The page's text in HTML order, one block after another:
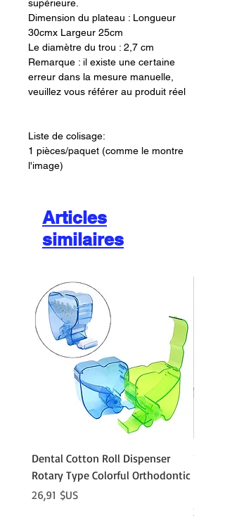
supérieure.
Dimension du plateau : Longueur
30cmx Largeur 25cm
Le diamètre du trou : 2,7 cm
Remarque : il existe une certaine
erreur dans la mesure manuelle,
veuillez vous référer au produit réel
Liste de colisage:
1 pièces/paquet (comme le montre
l'image)
Articles
similaires
Dental Cotton Roll Dispenser
Rotary Type Colorful Orthodontic
Prix
26,91 $US
Prix
21,86